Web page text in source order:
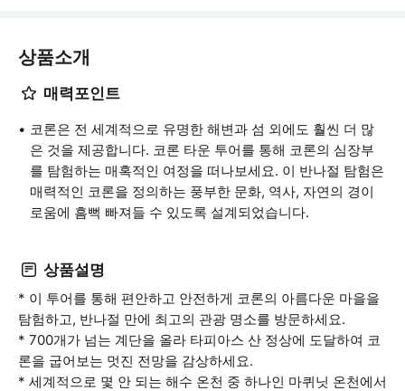
상품소개
매력포인트
코론은 전 세계적으로 유명한 해변과 섬 외에도 훨씬 더 많
은 것을 제공합니다. 코론 타운 투어를 통해 코론의 심장부
를 탐험하는 매혹적인 여정을 떠나보세요. 이 반나절 탐험은
매력적인 코론을 정의하는 풍부한 문화, 역사, 자연의 경이
로움에 흠뻑 빠져들 수 있도록 설계되었습니다.
상품설명
* 이 투어를 통해 편안하고 안전하게 코론의 아름다운 마을을
탐험하고, 반나절 만에 최고의 관광 명소를 방문하세요.
* 700개가 넘는 계단을 올라 타피아스 산 정상에 도달하여 코
론을 굽어보는 멋진 전망을 감상하세요.
* 세계적으로 몇 안 되는 해수 온천 중 하나인 마퀴닛 온천에서